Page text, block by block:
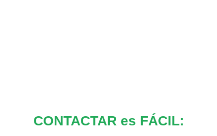
CONTACTAR es FÁCIL: